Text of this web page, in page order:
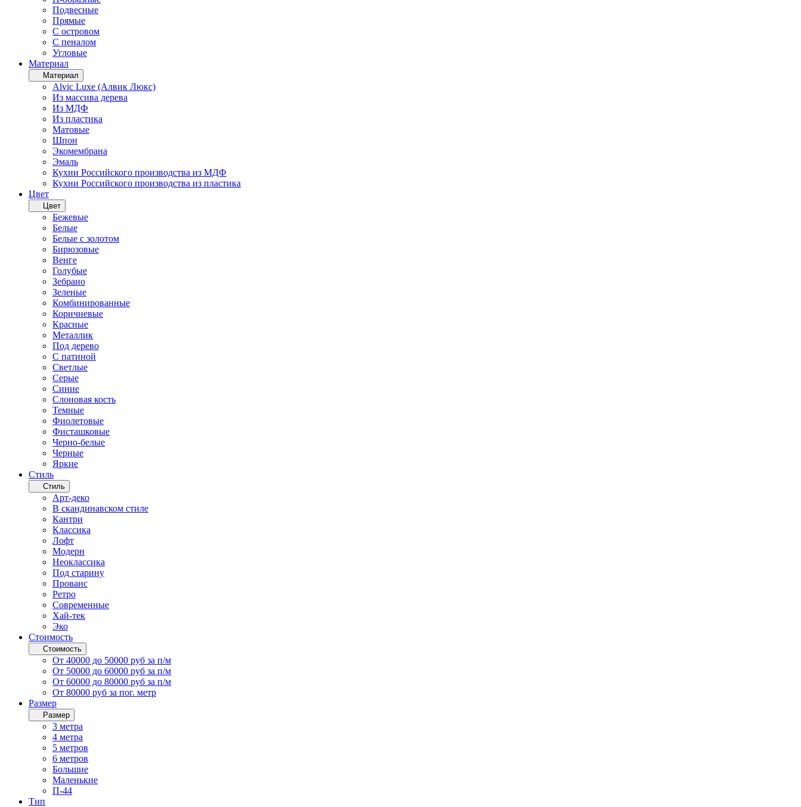
Подвесные
Прямые
С островом
С пеналом
Угловые
Материал
Материал
Alvic Luxe (Алвик Люкс)
Из массива дерева
Из МДФ
Из пластика
Матовые
Шпон
Экомембрана
Эмаль
Кухни Российского производства из МДФ
Кухни Российского производства из пластика
Цвет
Цвет
Бежевые
Белые
Белые с золотом
Бирюзовые
Венге
Голубые
Зебрано
Зеленые
Комбинированные
Коричневые
Красные
Металлик
Под дерево
С патиной
Светлые
Серые
Синие
Слоновая кость
Темные
Фиолетовые
Фисташковые
Черно-белые
Черные
Яркие
Стиль
Стиль
Арт-деко
В скандинавском стиле
Кантри
Классика
Лофт
Модерн
Неоклассика
Под старину
Прованс
Ретро
Современные
Хай-тек
Эко
Стоимость
Стоимость
От 40000 до 50000 руб за п/м
От 50000 до 60000 руб за п/м
От 60000 до 80000 руб за п/м
От 80000 руб за пог. метр
Размер
Размер
3 метра
4 метра
5 метров
6 метров
Большие
Маленькие
П-44
Тип